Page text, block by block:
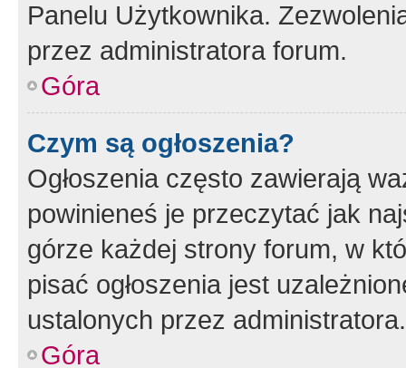
Panelu Użytkownika.
przez administratora forum.
Góra
Czym są ogłoszenia?
Ogłoszenia często zawierają
powinieneś je przeczytać jak
górze każdej strony forum, w
pisać ogłoszenia jest
ustalonych przez administratora.
Góra